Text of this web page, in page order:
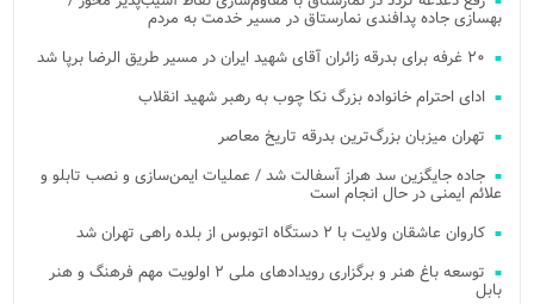
بهسازی جاده پدافندی نمارستاق در مسیر خدمت به مردم
۲۰ غرفه برای بدرقه زائران آقای شهید ایران در مسیر طریق الرضا برپا شد
ادای احترام خانواده بزرگ نکا چوب به رهبر شهید انقلاب
تهران میزبان بزرگ‌ترین بدرقه تاریخ معاصر
جاده جایگزین سد هراز آسفالت شد / عملیات ایمن‌سازی و نصب تابلو و
علائم ایمنی در حال انجام است
کاروان عاشقان ولایت با ۲ دستگاه اتوبوس از بلده راهی تهران شد
توسعه باغ هنر و برگزاری رویدادهای ملی ۲ اولویت مهم فرهنگ و هنر
بابل